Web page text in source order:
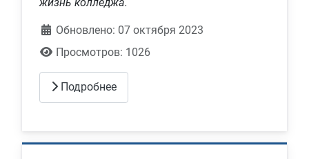
Обновлено: 07 октября 2023
Просмотров: 1026
Подробнее